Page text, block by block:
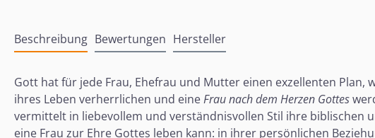
Beschreibung Bewertungen Hersteller
Gott hat für jede Frau, Ehefrau und Mutter einen exzellenten Plan,
ihres Leben verherrlichen und eineFrau nach dem Herzen Gottes
vermittelt in liebevollem und verständnisvollen Stil ihre biblischen
eine Frau zur Ehre Gottes leben kann: in ihrer persönlichen